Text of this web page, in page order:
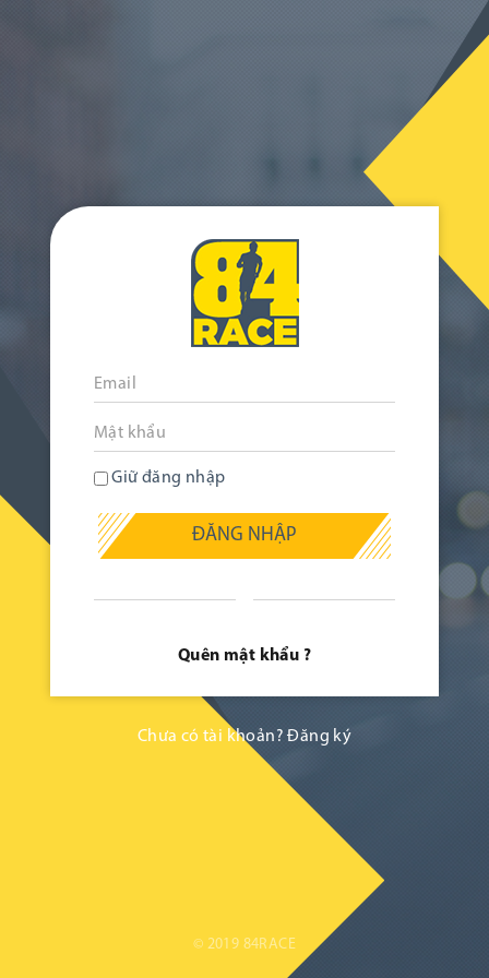
Giữ đăng nhập
ĐĂNG NHẬP
Quên mật khẩu ?
Chưa có tài khoản?Đăng ký
© 2019 84RACE